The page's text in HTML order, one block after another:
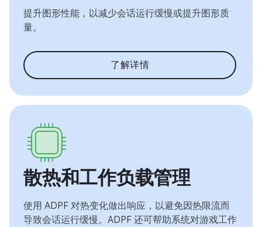
提升图形性能，以减少会话运行缓慢或提升图形质
量。
了解详情
散热和工作负载管理
使用 ADPF 对热变化做出响应，以避免因热限流而
导致会话运行缓慢。ADPF 还可帮助系统对游戏工作